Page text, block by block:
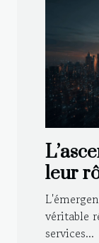
leur
véritable
services...